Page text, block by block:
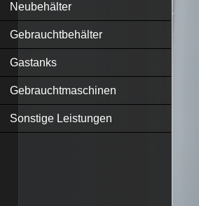
Neubehälter
Gebrauchtbehälter
Gastanks
Gebrauchtmaschinen
Sonstige Leistungen